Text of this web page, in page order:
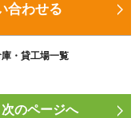
合わせる
・貸工場一覧
次のページへ